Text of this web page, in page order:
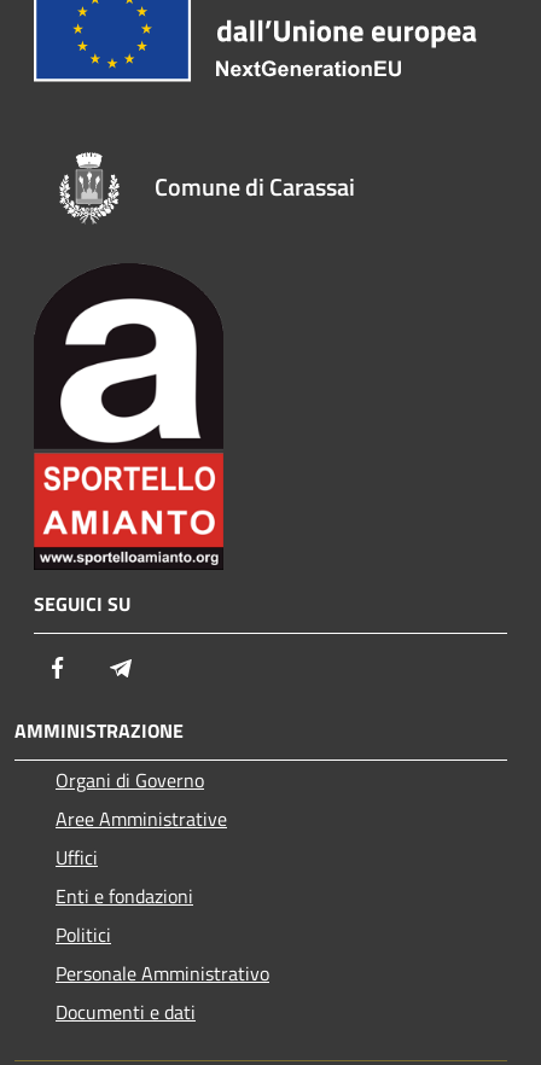
Comune di Carassai
SEGUICI SU
Facebook
AMMINISTRAZIONE
Organi di Governo
Aree Amministrative
Uffici
Enti e fondazioni
Politici
Personale Amministrativo
Documenti e dati